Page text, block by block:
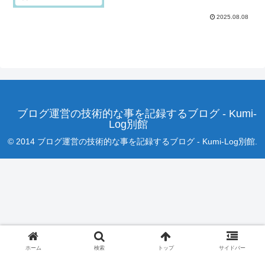
2025.08.08
ブログ運営の技術的な事を記録するブログ - Kumi-
Log別館
© 2014 ブログ運営の技術的な事を記録するブログ - Kumi-Log別館.
ホーム 検索 トップ サイドバー